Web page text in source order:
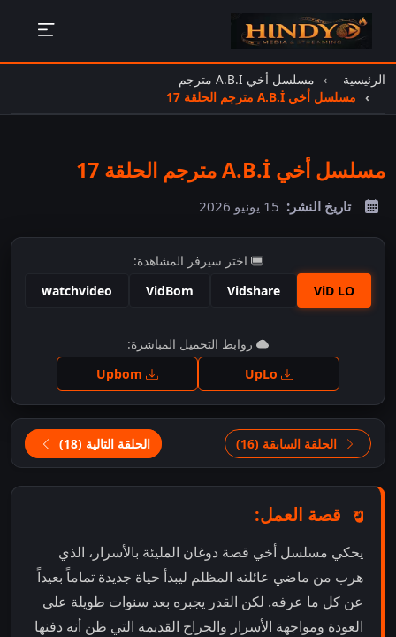
الرئيسية
مسلسل أخي A.B.İ مترجم
مسلسل أخي A.B.İ مترجم الحلقة 17
مسلسل أخي A.B.İ مترجم الحلقة 17
تاريخ النشر: 15 يونيو 2026
اختر سيرفر المشاهدة:
ViD LO
Vidshare
VidBom
watchvideo
اضغط للمشاهدة
روابط التحميل المباشرة:
الحلقة السابقة (16) الحلقة التالية (18)
قصة العمل:
يحكي مسلسل أخي قصة دوغان المليئة بالأسرار، الذي
هرب من ماضي عائلته المظلم ليبدأ حياة جديدة تماماً بعيداً
عن كل ما عرفه. لكن القدر يجبره بعد سنوات طويلة على
العودة ومواجهة الأسرار والجراح القديمة التي ظن أنه دفنها